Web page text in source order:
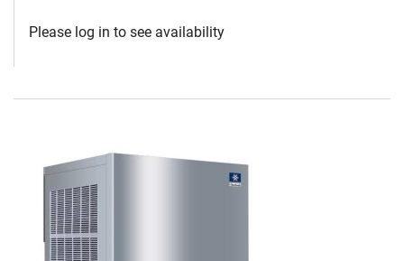
Please log in to see availability